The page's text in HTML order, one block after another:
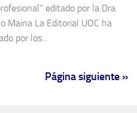
editado por la Dra.
Maina La Editorial UOC ha
por los...
Página siguiente »